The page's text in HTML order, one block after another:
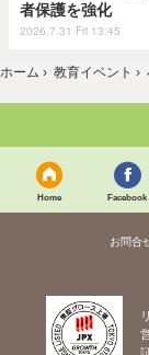
者保護を強化
2026.7.31 Fri 13:45
ホーム › 教育イベント ›
Home Facebook
お問合